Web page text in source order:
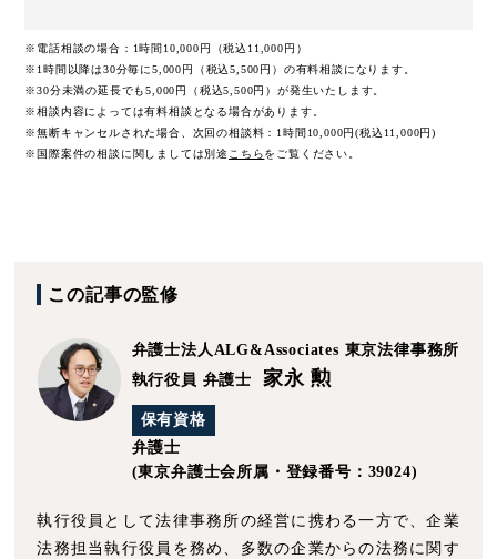
※電話相談の場合：1時間10,000円（税込11,000円）
※1時間以降は30分毎に5,000円（税込5,500円）の有料相談になります。
※30分未満の延長でも5,000円（税込5,500円）が発生いたします。
※相談内容によっては有料相談となる場合があります。
※無断キャンセルされた場合、次回の相談料：1時間10,000円(税込11,000円)
※国際案件の相談に関しましては別途 こちらをご覧ください。
この記事の監修
弁護士法人ALG&Associates 東京法律事務所
執行役員 弁護士
家永 勲
保有資格
弁護士
(東京弁護士会所属・登録番号：39024)
執行役員として法律事務所の経営に携わる一方で、企業
法務担当執行役員を務め、多数の企業からの法務に関す